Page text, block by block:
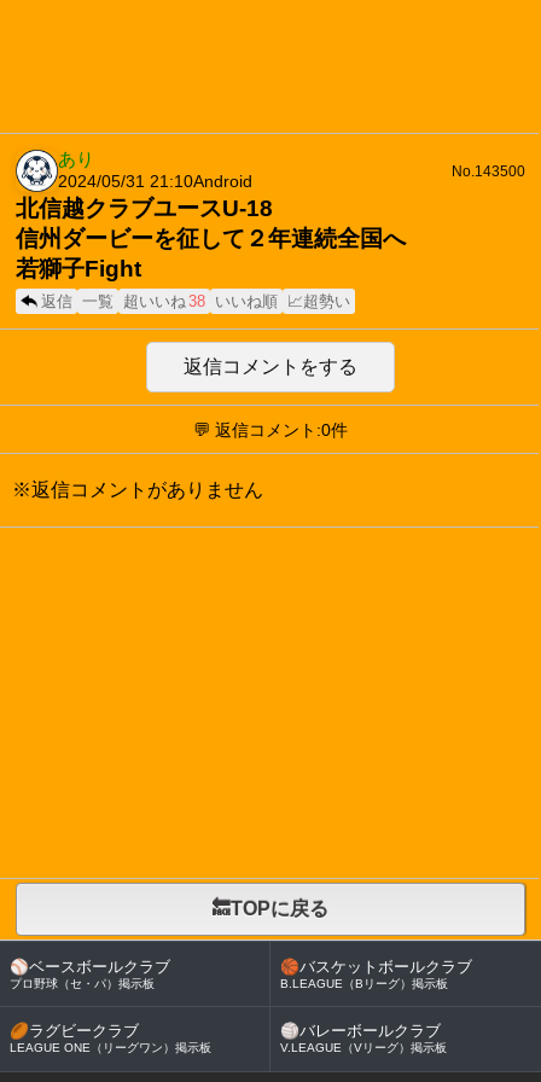
あり
2024/05/31 21:10Android
No.143500
北信越クラブユースU-18
信州ダービーを征して２年連続全国へ
若獅子Fight
返信 一覧 超いいね38 いいね順 📈超勢い
返信コメントをする
💬 返信コメント:0件
※返信コメントがありません
🔙TOPに戻る
⚾ベースボールクラブ
プロ野球（セ・パ）掲示板
🏀バスケットボールクラブ
B.LEAGUE（Bリーグ）掲示板
🏉ラグビークラブ
LEAGUE ONE（リーグワン）掲示板
🏐バレーボールクラブ
V.LEAGUE（Vリーグ）掲示板